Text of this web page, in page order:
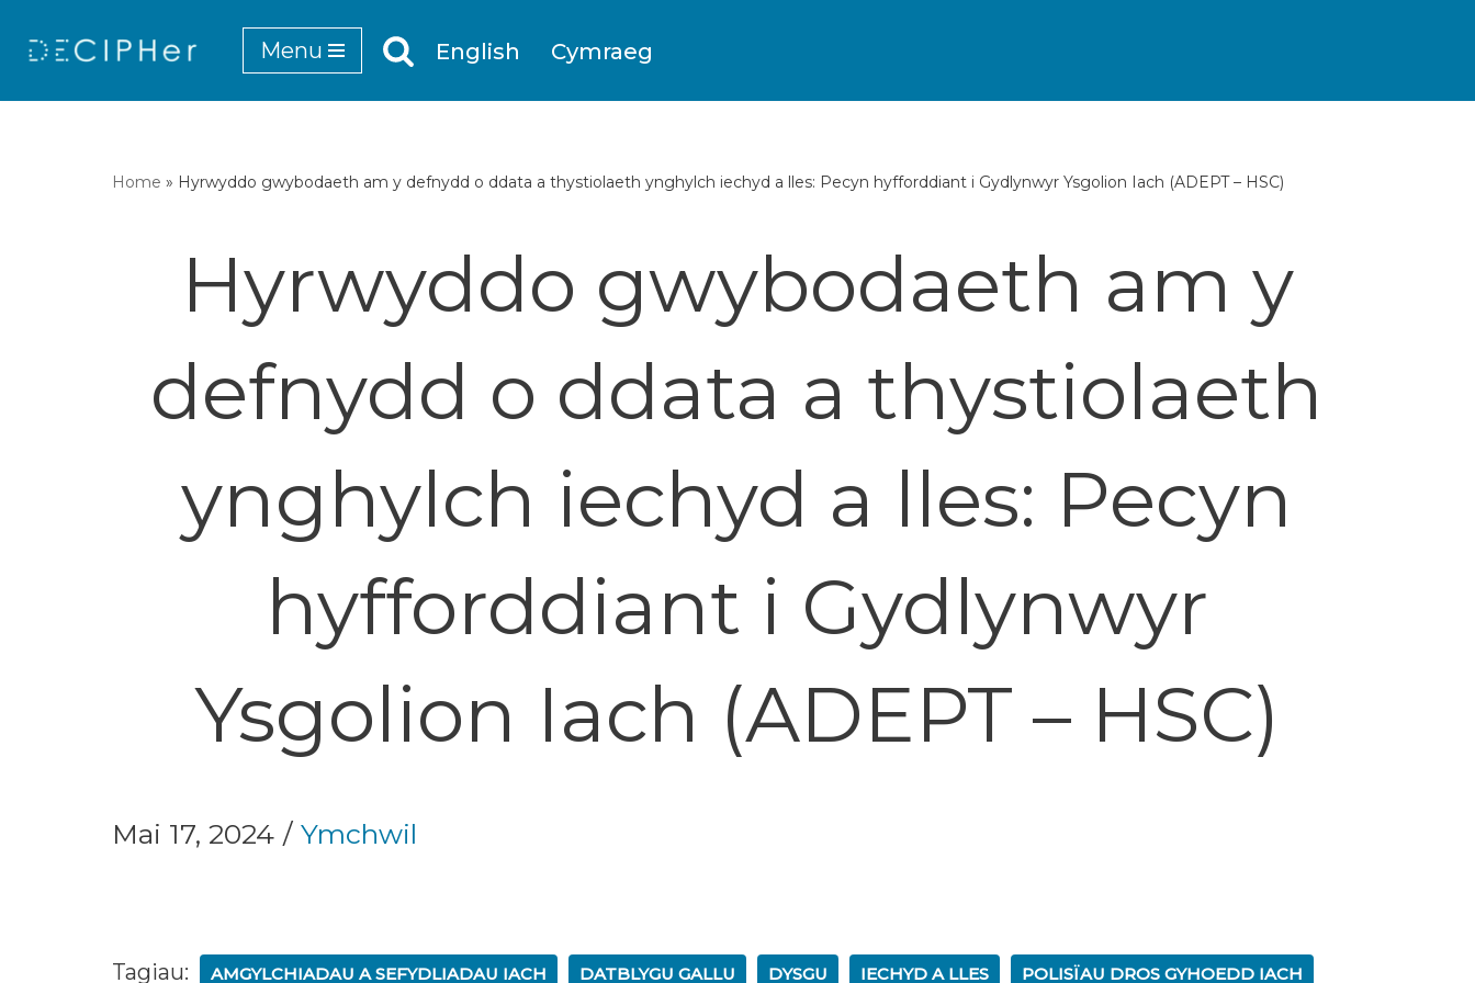
Mynd
Menu English Cymraeg
Home » Hyrwyddo gwybodaeth am y defnydd o ddata a thystiolaeth ynghylch iechyd a lles: Pecyn hyfforddiant i Gydlynwyr Ysgolion Iach (ADEPT – HSC)
Hyrwyddo gwybodaeth am y
defnydd o ddata a thystiolaeth
ynghylch iechyd a lles: Pecyn
hyfforddiant i Gydlynwyr
Ysgolion Iach (ADEPT – HSC)
Mai 17, 2024 Ymchwil
Tagiau: AMGYLCHIADAU A SEFYDLIADAU IACH DATBLYGU GALLU DYSGU IECHYD A LLES POLISÏAU DROS GYHOEDD IACH